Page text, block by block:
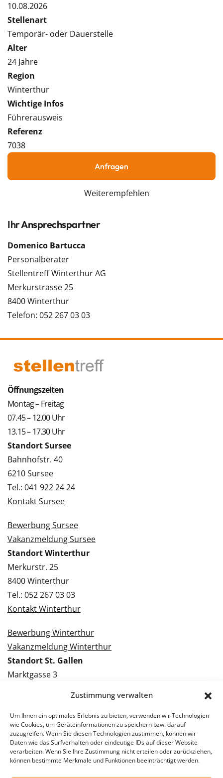
Zustimmung verwalten
Um Ihnen ein optimales Erlebnis zu bieten, verwenden wir Technologien
wie Cookies, um Geräteinformationen zu speichern bzw. darauf
zuzugreifen. Wenn Sie diesen Technologien zustimmen, können wir
Daten wie das Surfverhalten oder eindeutige IDs auf dieser Website
verarbeiten. Wenn Sie Ihre Zustimmung nicht erteilen oder zurückziehen,
können bestimmte Merkmale und Funktionen beeinträchtigt werden.
10.08.2026
Stellenart
Temporär- oder Dauerstelle
Alter
24 Jahre
Region
Winterthur
Wichtige Infos
Führerausweis
Referenz
7038
Anfragen
Weiterempfehlen
Ihr Ansprechspartner
Domenico Bartucca
Personalberater
Stellentreff Winterthur AG
Merkurstrasse 25
8400 Winterthur
Telefon: 052 267 03 03
Öffnungszeiten
Montag – Freitag
07.45 – 12.00 Uhr
13.15 – 17.30 Uhr
Standort Sursee
Bahnhofstr. 40
6210 Sursee
Tel.: 041 922 24 24
Kontakt Sursee
Bewerbung Sursee
Vakanzmeldung Sursee
Standort Winterthur
Merkurstr. 25
8400 Winterthur
Tel.: 052 267 03 03
Kontakt Winterthur
Bewerbung Winterthur
Vakanzmeldung Winterthur
Standort St. Gallen
Marktgasse 3
Kontakt St. Gallen
Bewerbung St. Gallen
Vakanzmeldung St. Gallen